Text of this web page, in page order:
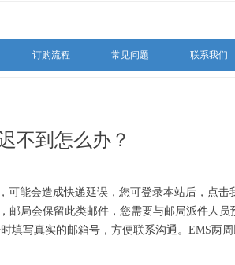
订购流程 常见问题 联系我们
不到怎么办？
可能会造成快递延误，您可登录本站后，点
局会保留此类邮件，您需要与邮局派件人
写真实的邮箱号，方便联系沟通。EMS两